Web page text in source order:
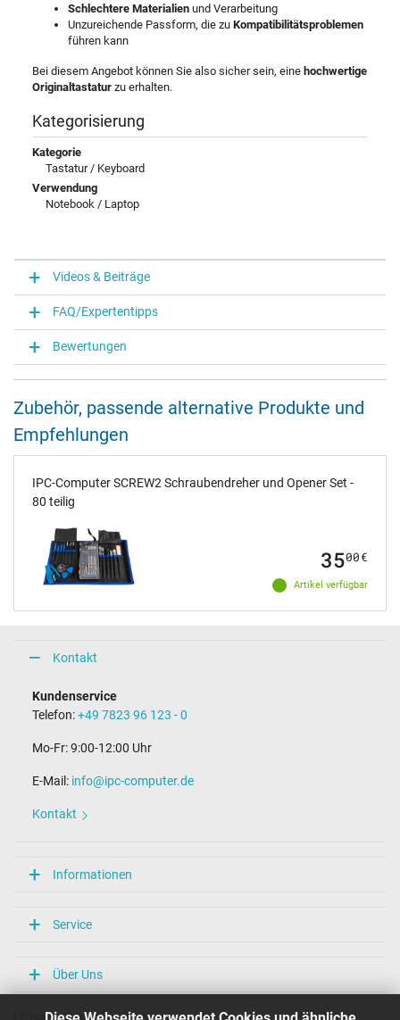
Schlechtere Materialien und Verarbeitung
Unzureichende Passform, die zu Kompatibilitätsproblemen
führen kann
Bei diesem Angebot können Sie also sicher sein, eine hochwertige
Originaltastatur zu erhalten.
Kategorisierung
Kategorie
Tastatur / Keyboard
Verwendung
Notebook / Laptop
Videos & Beiträge
FAQ/Expertentipps
Bewertungen
Zubehör, passende alternative Produkte und
Empfehlungen
IPC-Computer SCREW2 Schraubendreher und Opener Set -
80 teilig
Artikel verfügbar
3500€
Kontakt
Kundenservice
Telefon:+49 7823 96 123 - 0
Mo-Fr: 9:00-12:00 Uhr
E-Mail: info@ipc-computer.de
Kontakt
Informationen
Service
Über Uns